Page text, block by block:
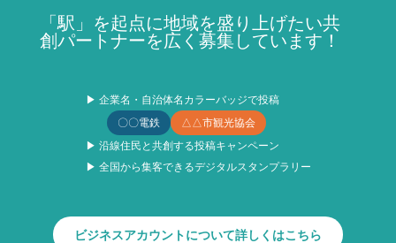
「駅」を起点に地域を盛り上げたい共
創パートナーを広く募集しています！
▶ 企業名・自治体名カラーバッジで投稿
〇〇電鉄
△△市観光協会
▶ 沿線住民と共創する投稿キャンペーン
▶ 全国から集客できるデジタルスタンプラリー
ビジネスアカウントについて詳しくはこちら